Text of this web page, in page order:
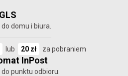
domu i biura.
lub 20 zł za pobraniem
InPost
punktu odbioru.